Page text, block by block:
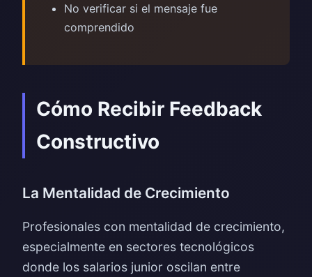
No verificar si el mensaje fue
comprendido
Cómo Recibir Feedback
Constructivo
La Mentalidad de Crecimiento
Profesionales con mentalidad de crecimiento,
especialmente en sectores tecnológicos
donde los salarios junior oscilan entre